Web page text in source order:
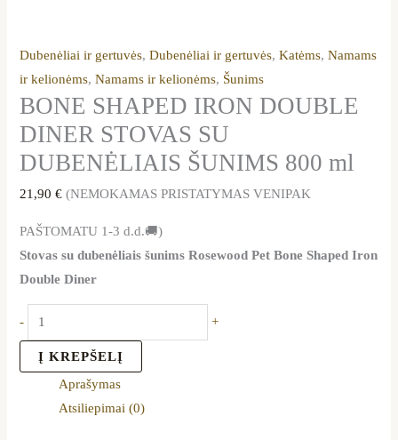
Dubenėliai ir gertuvės,Dubenėliai ir gertuvės,Katėms,Namams
ir kelionėms,Namams ir kelionėms, Šunims
BONE SHAPED IRON DOUBLE
DINER STOVAS SU
DUBENĖLIAIS ŠUNIMS 800 ml
21,90€ (NEMOKAMAS PRISTATYMAS VENIPAK
PAŠTOMATU 1-3 d.d.🚚)
Stovas su dubenėliais šunims Rosewood Pet Bone Shaped Iron
Double Diner
- +
Į KREPŠELĮ
Aprašymas
Atsiliepimai (0)